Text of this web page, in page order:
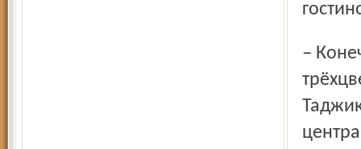
– Конечно, кроме флага, – показывает на стену с